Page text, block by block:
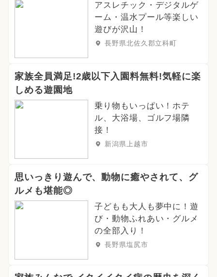
アスレチック・デジタルゲ
ーム・温水プール等楽しい
遊びが沢山！
長野県北佐久郡立科町
家族全員満足!2歳以下入園料無料!気軽に楽
しめる遊園地
乗り物もいっぱい！ホテ
ル、大浴場、ゴルフ場隣
接！
新潟県上越市
思いっきり遊んで、動物に癒やされて、グ
ルメも堪能◎
子どもも大人も夢中に！遊
び・動物ふれあい・グルメ
の全部入り！
長野県塩尻市